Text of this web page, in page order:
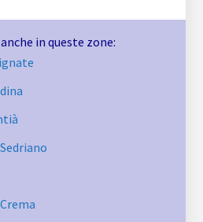
in queste zone: